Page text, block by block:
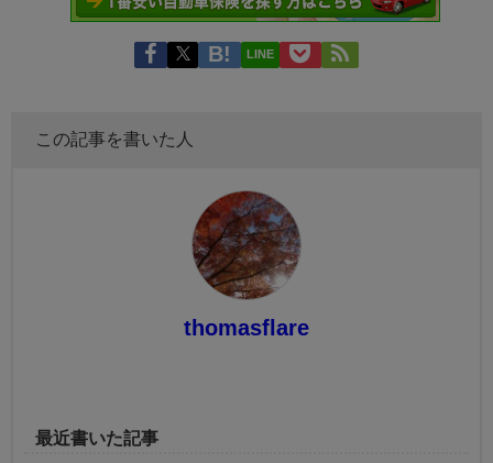
LINE
この記事を書いた人
thomasflare
最近書いた記事